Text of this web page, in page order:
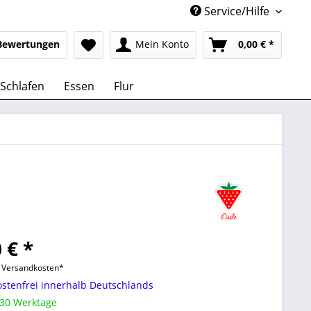
Service/Hilfe
Mein Konto 0,00 € *
Schlafen Essen Flur
€ *
innerhalb Deutschlands
Werktage